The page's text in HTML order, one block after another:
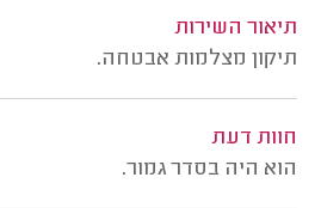
תיאור השירות
תיקון מצלמות אבטחה.
חוות דעת
הוא היה בסדר גמור.